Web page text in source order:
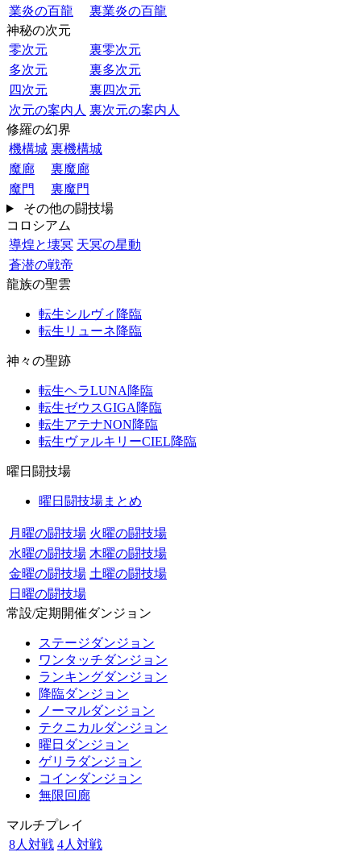
業炎の百龍
裏業炎の百龍
神秘の次元
零次元
裏零次元
多次元
裏多次元
四次元
裏四次元
次元の案内人 裏次元の案内人
修羅の幻界
機構城 裏機構城
魔廊
裏魔廊
魔門
裏魔門
その他の闘技場
コロシアム
導煌と壊冥 天冥の星動
蒼潜の戦帝
龍族の聖雲
転生シルヴィ降臨
転生リューネ降臨
神々の聖跡
転生ヘラLUNA降臨
転生ゼウスGIGA降臨
転生アテナNON降臨
転生ヴァルキリーCIEL降臨
曜日闘技場
曜日闘技場まとめ
月曜の闘技場 火曜の闘技場
水曜の闘技場 木曜の闘技場
金曜の闘技場 土曜の闘技場
日曜の闘技場
常設/定期開催ダンジョン
ステージダンジョン
ワンタッチダンジョン
ランキングダンジョン
降臨ダンジョン
ノーマルダンジョン
テクニカルダンジョン
曜日ダンジョン
ゲリラダンジョン
コインダンジョン
無限回廊
マルチプレイ
8人対戦 4人対戦